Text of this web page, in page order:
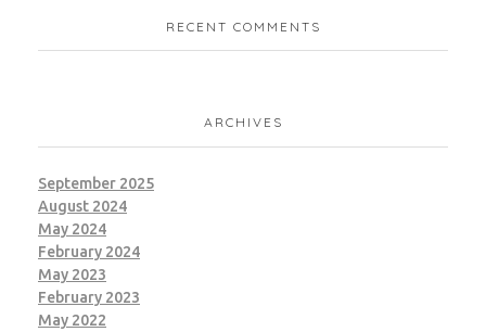
RECENT COMMENTS
ARCHIVES
September 2025
August 2024
May 2024
February 2024
May 2023
February 2023
May 2022